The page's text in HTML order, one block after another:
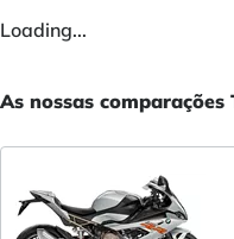
Loading...
As nossas comparações